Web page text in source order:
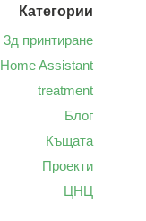
Категории
3д принтиране
Home Assistant
treatment
Блог
Къщата
Проекти
ЦНЦ